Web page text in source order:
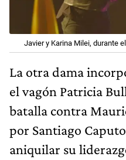
Javier y Karina Milei, durante
La otra dama
el vagón Patricia
batalla contra
por Santiago
aniquilar su